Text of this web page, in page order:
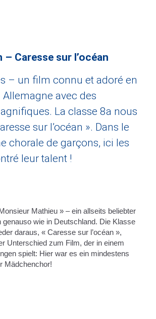
– Caresse sur l’océan
– un film connu et adoré en
Allemagne avec des
La classe 8a nous
sur l’océan ». Dans le
chorale de garçons, ici les
leur talent !
Mathieu » – ein allseits beliebter
genauso wie in Deutschland. Die Klasse
daraus, « Caresse sur l’océan »,
Unterschied zum Film, der in einem
spielt: Hier war es ein mindestens
Mädchenchor!